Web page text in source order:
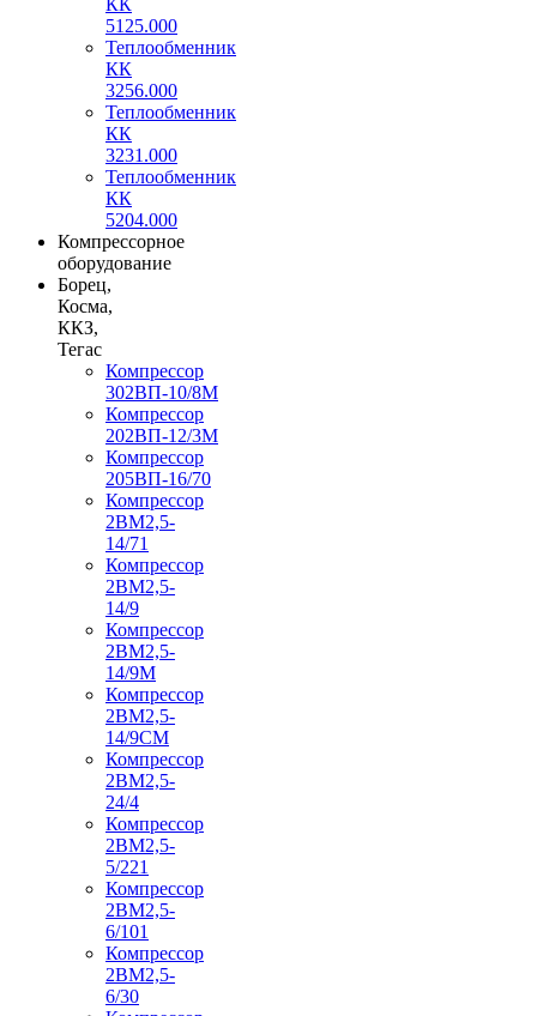
5125.000
Теплообменник
КК
3256.000
Теплообменник
КК
3231.000
Теплообменник
КК
5204.000
Компрессорное
оборудование
Борец,
Косма,
ККЗ,
Тегас
Компрессор
302ВП-10/8М
Компрессор
202ВП-12/3М
Компрессор
205ВП-16/70
Компрессор
2ВМ2,5-
14/71
Компрессор
2ВМ2,5-
14/9
Компрессор
2ВМ2,5-
14/9М
Компрессор
2ВМ2,5-
14/9СМ
Компрессор
2ВМ2,5-
24/4
Компрессор
2ВМ2,5-
5/221
Компрессор
2ВМ2,5-
6/101
Компрессор
2ВМ2,5-
6/30